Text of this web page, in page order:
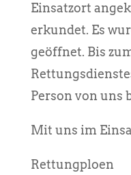
Einsatzort
erkundet. Es
geöffnet. Bis
Person von uns
Mit uns im
Rettungploen